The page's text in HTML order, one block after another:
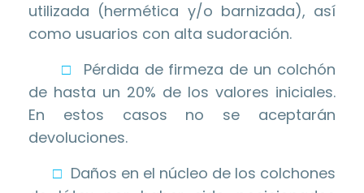
utilizada (hermética y/o barnizada), así
como usuarios con alta sudoración.
□
Pérdida de firmeza de un colchón
de hasta un 20% de los valores iniciales.
En estos casos no se aceptarán
devoluciones.
□ Daños en el núcleo de los colchones